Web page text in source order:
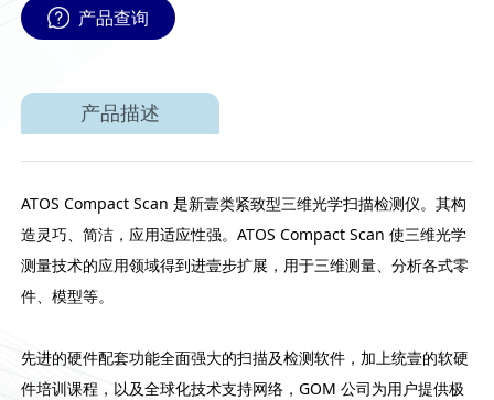
产品查询
产品描述
ATOS Compact Scan 是新壹类紧致型三维光学扫描检测仪。其构
造灵巧、简洁，应用适应性强。ATOS Compact Scan 使三维光学
测量技术的应用领域得到进壹步扩展，用于三维测量、分析各式零
件、模型等。
先进的硬件配套功能全面强大的扫描及检测软件，加上统壹的软硬
件培训课程，以及全球化技术支持网络，GOM 公司为用户提供极